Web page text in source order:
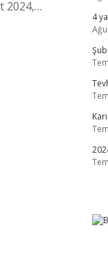
2024,…
4